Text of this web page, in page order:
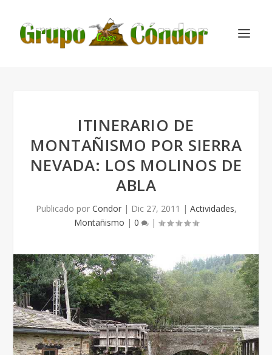
ITINERARIO DE
MONTAÑISMO POR SIERRA
NEVADA: LOS MOLINOS DE
ABLA
Publicado por Condor| Dic 27, 2011 | Actividades,
Montañismo | 0 |